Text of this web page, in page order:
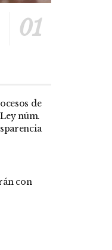
de
núm.
con